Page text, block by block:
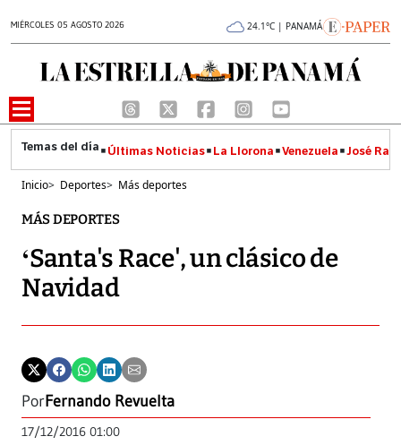
MIÉRCOLES 05 AGOSTO 2026 24.1°C | PANAMÁ
Últimas Noticias La Llorona Venezuela José
Inicio> Deportes> Más deportes
MÁS DEPORTES
‘Santa's Race', un clásico de
Navidad
PorFernando Revuelta
17/12/2016 01:00